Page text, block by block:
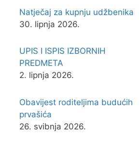
Natječaj za kupnju udžbenika
30. lipnja 2026.
UPIS I ISPIS IZBORNIH
PREDMETA
2. lipnja 2026.
Obavijest roditeljima budućih
prvašića
26. svibnja 2026.